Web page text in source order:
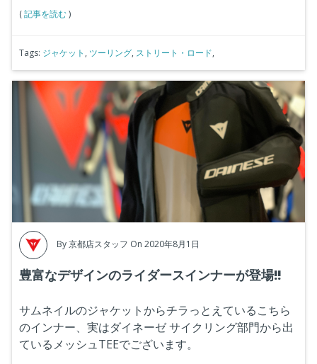
(記事を読む)
Tags: ジャケット , ツーリング, ストリート・ロード,
By京都店スタッフ On 2020年8月1日
豊富なデザインのライダースインナーが登場!!
サムネイルのジャケットからチラっとえているこちら
のインナー、実はダイネーゼ サイクリング部門から出
ているメッシュTEEでございます。